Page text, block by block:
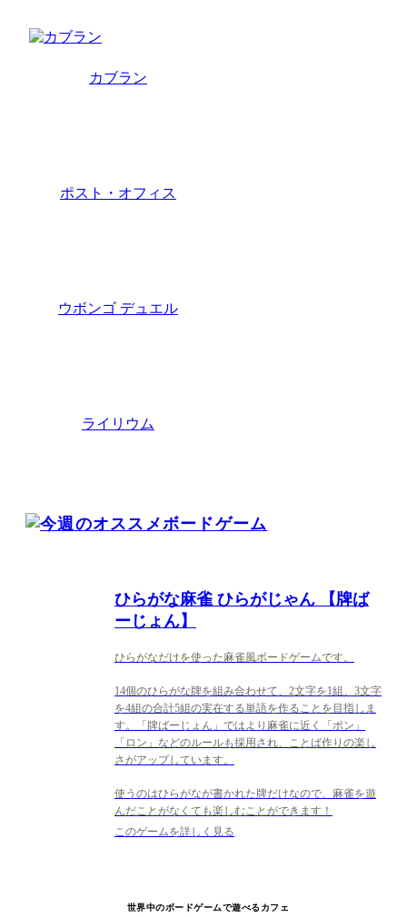
カブラン
ポスト・オフィス
ウボンゴ デュエル
ライリウム
ひらがな麻雀 ひらがじゃん 【牌ば
ーじょん】
ひらがなだけを使った麻雀風ボードゲームです。
14個のひらがな牌を組み合わせて、2文字を1組、3文字
を4組の合計5組の実在する単語を作ることを目指しま
す。「牌ばーじょん」ではより麻雀に近く「ポン」
「ロン」などのルールも採用され、ことば作りの楽し
さがアップしています。
使うのはひらがなが書かれた牌だけなので、麻雀を遊
んだことがなくても楽しむことができます！
このゲームを詳しく見る
世界中のボードゲームで遊べるカフェ